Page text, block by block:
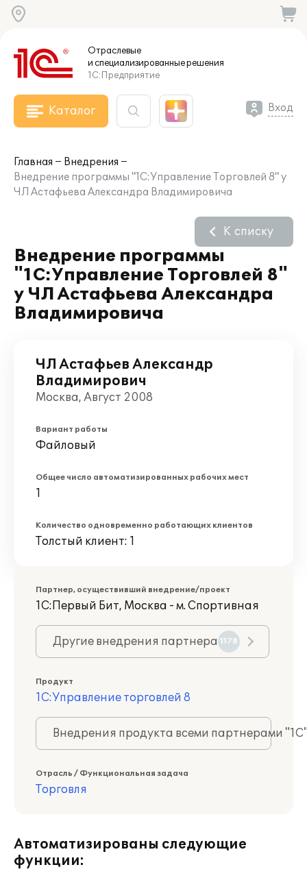
Отраслевые
и специализированныерешения
1С:Предприятие
Каталог Вход
Главная
Внедрения
Внедрение программы "1С:Управление Торговлей 8" у
ЧЛ Астафьева Александра Владимировича
Внедрение программы
"1С:Управление Торговлей 8"
у ЧЛ Астафьева Александра
Владимировича
К списку
ЧЛ Астафьев Александр
Владимирович
Москва, Август 2008
Вариант работы
Файловый
Общее число автоматизированных рабочих мест
1
Количество одновременно работающих клиентов
Толстый клиент: 1
Партнер, осуществивший внедрение/проект
1С:Первый Бит, Москва - м. Спортивная
Другие внедрения партнера 1178
Продукт
1С:Управление торговлей 8
Внедрения продукта всеми партнерами
Отрасль / Функциональная задача
Торговля
Автоматизированы следующие
функции: